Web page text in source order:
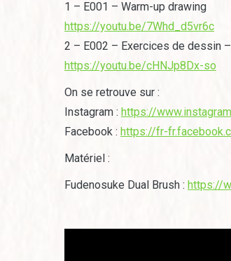
1 – E001 – Warm-up drawing
https://youtu.be/7Whd_d5vr6c
2 – E002 – Exercices de dessin
https://youtu.be/cHNJp8Dx-so
On se retrouve sur :
Instagram : https://
Facebook : https://fr-
Matériel :
Fudenosuke Dual Brush : https://